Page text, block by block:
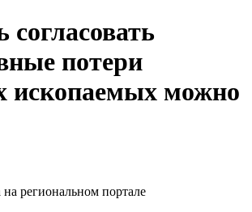
согласовать
потери
ископаемых можно
на региональном портале